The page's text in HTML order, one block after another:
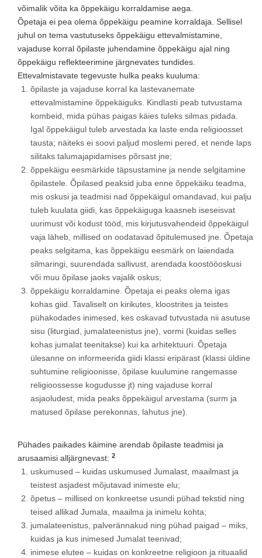
võimalik võita ka õppekäigu korraldamise aega.
Õpetaja ei pea olema õppekäigu peamine korraldaja. Sellisel
juhul on tema vastutuseks õppekäigu ettevalmistamine,
vajaduse korral õpilaste juhendamine õppekäigu ajal ning
õppekäigu reflekteerimine järgnevates tundides.
Ettevalmistavate tegevuste hulka peaks kuuluma:
õpilaste ja vajaduse korral ka lastevanemate
ettevalmistamine õppekäiguks. Kindlasti peab tutvustama
kombeid, mida pühas paigas käies tuleks silmas pidada.
Igal õppekäigul tuleb arvestada ka laste enda religioosset
tausta; näiteks ei soovi paljud moslemi pered, et nende laps
silitaks talumajapidamises põrsast jne;
õppekäigu eesmärkide täpsustamine ja nende selgitamine
õpilastele. Õpilased peaksid juba enne õppekäiku teadma,
mis oskusi ja teadmisi nad õppekäigul omandavad, kui palju
tuleb kuulata giidi, kas õppekäiguga kaasneb iseseisvat
uurimust või kodust tööd, mis kirjutusvahendeid õppekäigul
vaja läheb, millised on oodatavad õpitulemused jne. Õpetaja
peaks selgitama, kas õppekäigu eesmärk on laiendada
silmaringi, suurendada sallivust, arendada koostööoskusi
või muu õpilase jaoks vajalik oskus;
õppekäigu korraldamine. Õpetaja ei peaks olema igas
kohas giid. Tavaliselt on kirikutes, kloostrites ja teistes
pühakodades inimesed, kes oskavad tutvustada nii asutuse
sisu (liturgiad, jumalateenistus jne), vormi (kuidas selles
kohas jumalat teenitakse) kui ka arhitektuuri. Õpetaja
ülesanne on informeerida giidi klassi eripärast (klassi üldine
suhtumine religioonisse, õpilase kuulumine rangemasse
religioossesse kogudusse jt) ning vajaduse korral
asjaoludest, mida peaks õppekäigul arvestama (surm ja
matused õpilase perekonnas, lahutus jne).
Pühades paikades käimine arendab õpilaste teadmisi ja
arusaamisi alljärgnevast: 2
uskumused – kuidas uskumused Jumalast, maailmast ja
teistest asjadest mõjutavad inimeste elu;
õpetus – millised on konkreetse usundi pühad tekstid ning
teised allikad Jumala, maailma ja inimelu kohta;
jumalateenistus, palverännakud ning pühad paigad – miks,
kuidas ja kus inimesed Jumalat teenivad;
inimese elutee – kuidas on konkreetne religioon ja rituaalid